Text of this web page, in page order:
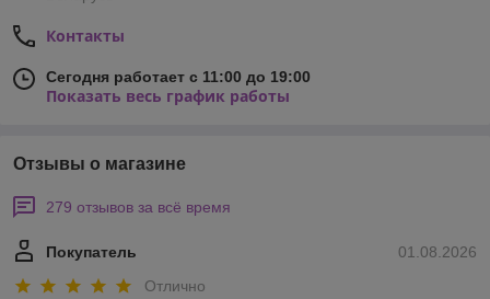
Контакты
Сегодня работает с 11:00 до 19:00
Показать весь график работы
Отзывы о магазине
279 отзывов за всё время
01.08.2026
Покупатель
Отлично